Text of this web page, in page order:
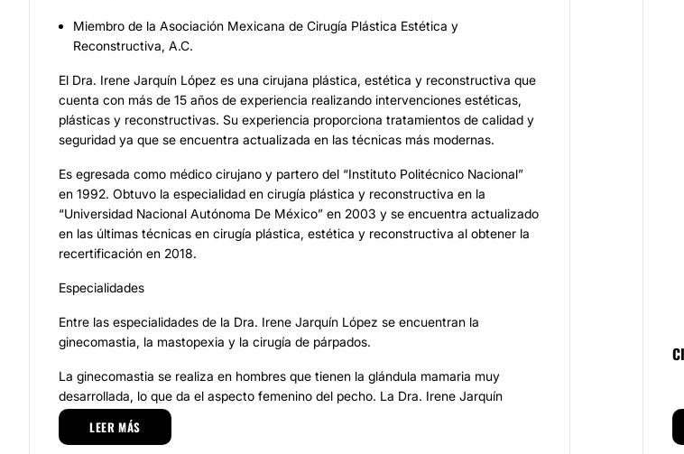
Miembro de la Asociación Mexicana de Cirugía Plástica Estética y
Reconstructiva, A.C.
El Dra. Irene Jarquín López es una cirujana plástica, estética y reconstructiva que
cuenta con más de 15 años de experiencia realizando intervenciones estéticas,
plásticas y reconstructivas. Su experiencia proporciona tratamientos de calidad y
seguridad ya que se encuentra actualizada en las técnicas más modernas.
Es egresada como médico cirujano y partero del “Instituto Politécnico Nacional”
en 1992. Obtuvo la especialidad en cirugía plástica y reconstructiva en la
“Universidad Nacional Autónoma De México” en 2003 y se encuentra actualizado
en las últimas técnicas en cirugía plástica, estética y reconstructiva al obtener la
recertificación en 2018.
Especialidades
Entre las especialidades de la Dra. Irene Jarquín López se encuentran la
ginecomastia, la mastopexia y la cirugía de párpados.
La ginecomastia se realiza en hombres que tienen la glándula mamaria muy
desarrollada, lo que da el aspecto femenino del pecho. La Dra. Irene Jarquín
López realiza una incisión en la axila por donde extrae la glándula mamaria,
causante del problema pectoral. E algunos casos solo es necesario una
LEER MÁS